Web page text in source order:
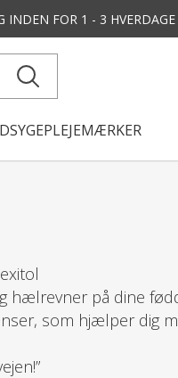
INDEN FOR 1 - 3 HVERDAGE
SYGEPLEJEMÆRKER
hælrevner på dine
som hjælper dig